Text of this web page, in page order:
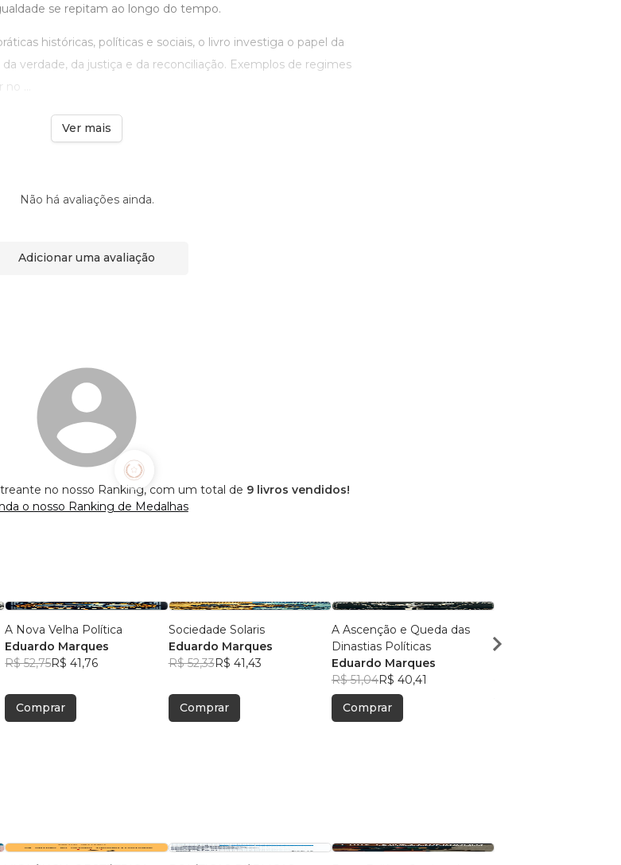
se repitam ao longo do tempo.
históricas, políticas e sociais, o livro investiga o papel da
verdade, da justiça e da reconciliação. Exemplos de regimes
...
Ver mais
Não há avaliações ainda.
Adicionar uma avaliação
no nosso Ranking, com um total de 9 livros vendidos!
o nosso Ranking de Medalhas
A Nova Velha Política
Eduardo Marques
R$ 52,75R$ 41,76
Comprar
Sociedade Solaris
Eduardo Marques
R$ 52,33R$ 41,43
Comprar
A Ascenção e Queda das
Dinastias Políticas
Eduardo Marques
R$ 51,04R$ 40,41
Comprar
Manipulação de Massa